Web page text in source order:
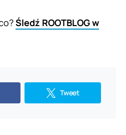
Śledź ROOTBLOG w
Tweet